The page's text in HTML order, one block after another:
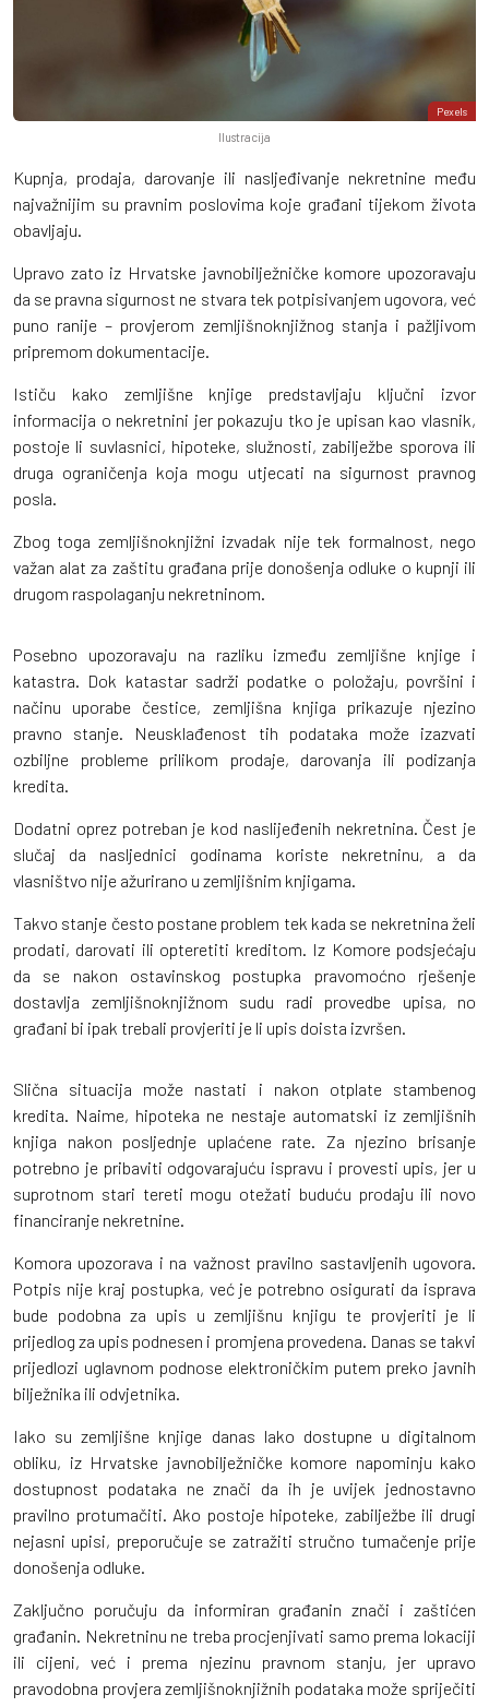
Pexels
Ilustracija
Kupnja, prodaja, darovanje ili nasljeđivanje nekretnine među
najvažnijim su pravnim poslovima koje građani tijekom života
obavljaju.
Upravo zato iz Hrvatske javnobilježničke komore upozoravaju
da se pravna sigurnost ne stvara tek potpisivanjem ugovora, već
puno ranije – provjerom zemljišnoknjižnog stanja i pažljivom
pripremom dokumentacije.
Ističu kako zemljišne knjige predstavljaju ključni izvor
informacija o nekretnini jer pokazuju tko je upisan kao vlasnik,
postoje li suvlasnici, hipoteke, služnosti, zabilježbe sporova ili
druga ograničenja koja mogu utjecati na sigurnost pravnog
posla.
Zbog toga zemljišnoknjižni izvadak nije tek formalnost, nego
važan alat za zaštitu građana prije donošenja odluke o kupnji ili
drugom raspolaganju nekretninom.
Posebno upozoravaju na razliku između zemljišne knjige i
katastra. Dok katastar sadrži podatke o položaju, površini i
načinu uporabe čestice, zemljišna knjiga prikazuje njezino
pravno stanje. Neusklađenost tih podataka može izazvati
ozbiljne probleme prilikom prodaje, darovanja ili podizanja
kredita.
Dodatni oprez potreban je kod naslijeđenih nekretnina. Čest je
slučaj da nasljednici godinama koriste nekretninu, a da
vlasništvo nije ažurirano u zemljišnim knjigama.
Takvo stanje često postane problem tek kada se nekretnina želi
prodati, darovati ili opteretiti kreditom. Iz Komore podsjećaju
da se nakon ostavinskog postupka pravomoćno rješenje
dostavlja zemljišnoknjižnom sudu radi provedbe upisa, no
građani bi ipak trebali provjeriti je li upis doista izvršen.
Slična situacija može nastati i nakon otplate stambenog
kredita. Naime, hipoteka ne nestaje automatski iz zemljišnih
knjiga nakon posljednje uplaćene rate. Za njezino brisanje
potrebno je pribaviti odgovarajuću ispravu i provesti upis, jer u
suprotnom stari tereti mogu otežati buduću prodaju ili novo
financiranje nekretnine.
Komora upozorava i na važnost pravilno sastavljenih ugovora.
Potpis nije kraj postupka, već je potrebno osigurati da isprava
bude podobna za upis u zemljišnu knjigu te provjeriti je li
prijedlog za upis podnesen i promjena provedena. Danas se takvi
prijedlozi uglavnom podnose elektroničkim putem preko javnih
bilježnika ili odvjetnika.
Iako su zemljišne knjige danas lako dostupne u digitalnom
obliku, iz Hrvatske javnobilježničke komore napominju kako
dostupnost podataka ne znači da ih je uvijek jednostavno
pravilno protumačiti. Ako postoje hipoteke, zabilježbe ili drugi
nejasni upisi, preporučuje se zatražiti stručno tumačenje prije
donošenja odluke.
Zaključno poručuju da informiran građanin znači i zaštićen
građanin. Nekretninu ne treba procjenjivati samo prema lokaciji
ili cijeni, već i prema njezinu pravnom stanju, jer upravo
pravodobna provjera zemljišnoknjižnih podataka može spriječiti